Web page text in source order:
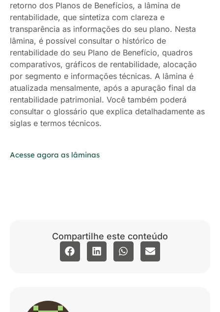
retorno dos Planos de Benefícios, a lâmina de
rentabilidade, que sintetiza com clareza e
transparência as informações do seu plano. Nesta
lâmina, é possível consultar o histórico de
rentabilidade do seu Plano de Benefício, quadros
comparativos, gráficos de rentabilidade, alocação
por segmento e informações técnicas. A lâmina é
atualizada mensalmente, após a apuração final da
rentabilidade patrimonial. Você também poderá
consultar o glossário que explica detalhadamente as
siglas e termos técnicos.
Acesse agora as lâminas
Compartilhe este conteúdo